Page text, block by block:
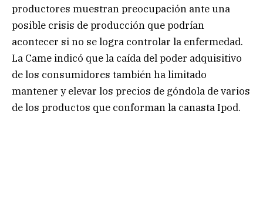
productores muestran preocupación ante una
posible crisis de producción que podrían
acontecer si no se logra controlar la enfermedad.
La Came indicó que la caída del poder adquisitivo
de los consumidores también ha limitado
mantener y elevar los precios de góndola de varios
de los productos que conforman la canasta Ipod.